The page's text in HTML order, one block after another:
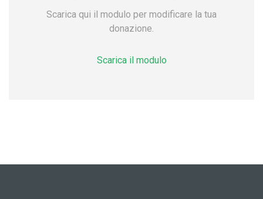
Scarica qui il modulo per modificare la tua
donazione.
Scarica il modulo